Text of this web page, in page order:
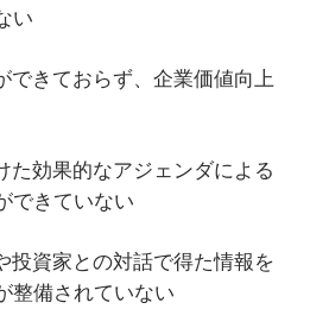
い
できておらず、企業価値向上
た効果的なアジェンダによる
できていない
投資家との対話で得た情報を
整備されていない